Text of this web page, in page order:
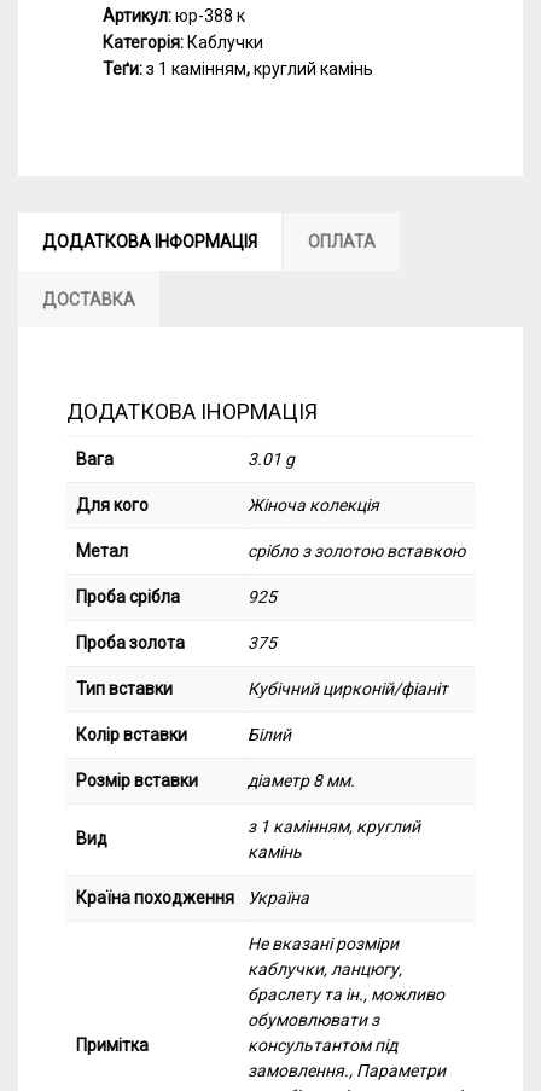
Артикул:юр-388 к
Категорія: Каблучки
Теґи:з 1 камінням,круглий камінь
ДОДАТКОВА ІНФОРМАЦІЯ ОПЛАТА
ДОСТАВКА
ДОДАТКОВА ІНОРМАЦІЯ
Вага 3.01 g
Для кого Жіноча колекція
Метал срібло з золотою вставкою
Проба срібла 925
Проба золота 375
Тип вставки Кубічний цирконій/фіаніт
Колір вставки Білий
Розмір вставки діаметр 8 мм.
Вид
з 1 камінням, круглий
камінь
Країна походження Україна
Примітка
Не вказані розміри
каблучки, ланцюгу,
браслету та ін., можливо
обумовлювати з
консультантом під
замовлення., Параметри